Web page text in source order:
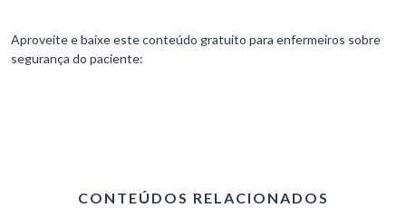
Aproveite e baixe este conteúdo gratuito para enfermeiros sobre
segurança do paciente:
CONTEÚDOS RELACIONADOS